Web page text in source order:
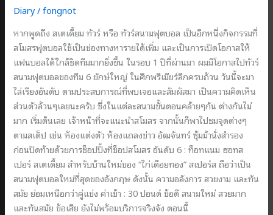
Diary/fongnot
หากพูดถึง สเตเดี้ยม ทัวร์ หรือ ทัวร์สนามฟุตบอล เป็นอีกหนึ่งกิจกรรมที่
สโมสรฟุตบอลใช้เป็นช่องทางหารายได้เพิ่ม และเป็นการเปิดโอกาสให้
แฟนบอลได้ใกล้ชิดทีมมากยิ่งขึ้น ในรอบ 1 ปีที่ผ่านมา ผมมีโอกาสไปทัวร์
สนามฟุตบอลของทีม 6 ยักษ์ใหญ่ ในศึกพรีเมียร์ลีกครบถ้วน วันนี้จะมา
ไล่เรียงอันดับ ตามประสบการณ์ที่พบเจอและสัมผัสมา เป็นความคิดเห็น
ส่วนตัวล้วนๆเลยนะครับ ซึ่งในแต่ละสนามขั้นตอนคล้ายๆกัน ต่างกันไม่
มาก เริ่มต้นเลย เจ้าหน้าที่จะแนะนำสโมสร จากนั้นก็พาไปชมจุดต่างๆ
ตามสเต็ป เช่น ห้องแต่งตัว ห้องแถลงข่าว อัฒจันทร์ ซุ้มม้านั่งสำรอง
ก่อนปิดท้ายด้วยการช็อปปิ้งที่ช็อปสโมสร อันดับ 6 : ท็อทแนม ฮอทส
เปอร์ สเตเดี้ยม สำหรับบ้านใหม่ของ “ไก่เดือยทอง” สเปอร์ส ถือว่าเป็น
สนามฟุตบอลใหม่ที่สุดของอังกฤษ ดังนั้น ความอลังการ สวยงาม และทัน
สมัย ย่อมเหนือกว่าคู่แข่ง ค่าเข้า : 30 ปอนด์ ข้อดี สนามใหม่ สวยมาก
และทันสมัย ข้อเสีย ยังไม่พร้อมบริการจริงจัง ตอนนี้